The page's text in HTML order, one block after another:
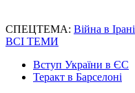
СПЕЦТЕМА: Війна в Ірані
ВСІ ТЕМИ
Вступ України в ЄС
Теракт в Барселоні